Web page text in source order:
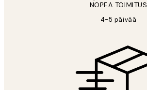
NOPEA TOIMITUS
4-5 päivää